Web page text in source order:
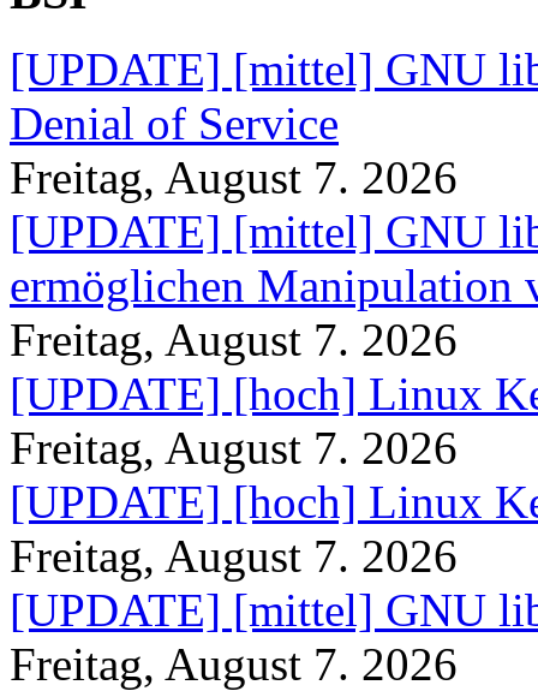
[UPDATE] [mittel] GNU
Denial of Service
Freitag, August 7. 2026
[UPDATE] [mittel] GNU
ermöglichen Manipulation
Freitag, August 7. 2026
[UPDATE] [hoch] Linux
Freitag, August 7. 2026
[UPDATE] [hoch] Linux
Freitag, August 7. 2026
[UPDATE] [mittel] GNU
Freitag, August 7. 2026